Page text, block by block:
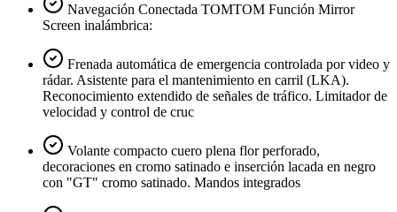
Navegación Conectada TOMTOM Función Mirror
Screen inalámbrica:
Frenada automática de emergencia controlada por video y
rádar. Asistente para el mantenimiento en carril (LKA).
Reconocimiento extendido de señales de tráfico. Limitador de
velocidad y control de cruc
Volante compacto cuero plena flor perforado,
decoraciones en cromo satinado e inserción lacada en negro
con "GT" cromo satinado. Mandos integrados